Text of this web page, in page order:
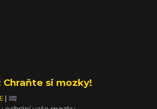
Chraňte si mozky!